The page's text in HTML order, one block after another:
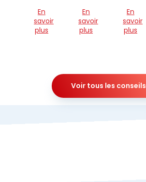
En
savoir
plus
En
savoir
plus
En
savoir
plus
Voir tous les conseils